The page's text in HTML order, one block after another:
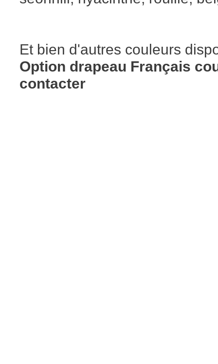
Et bien d'autres couleurs
Option drapeau Français
contacter